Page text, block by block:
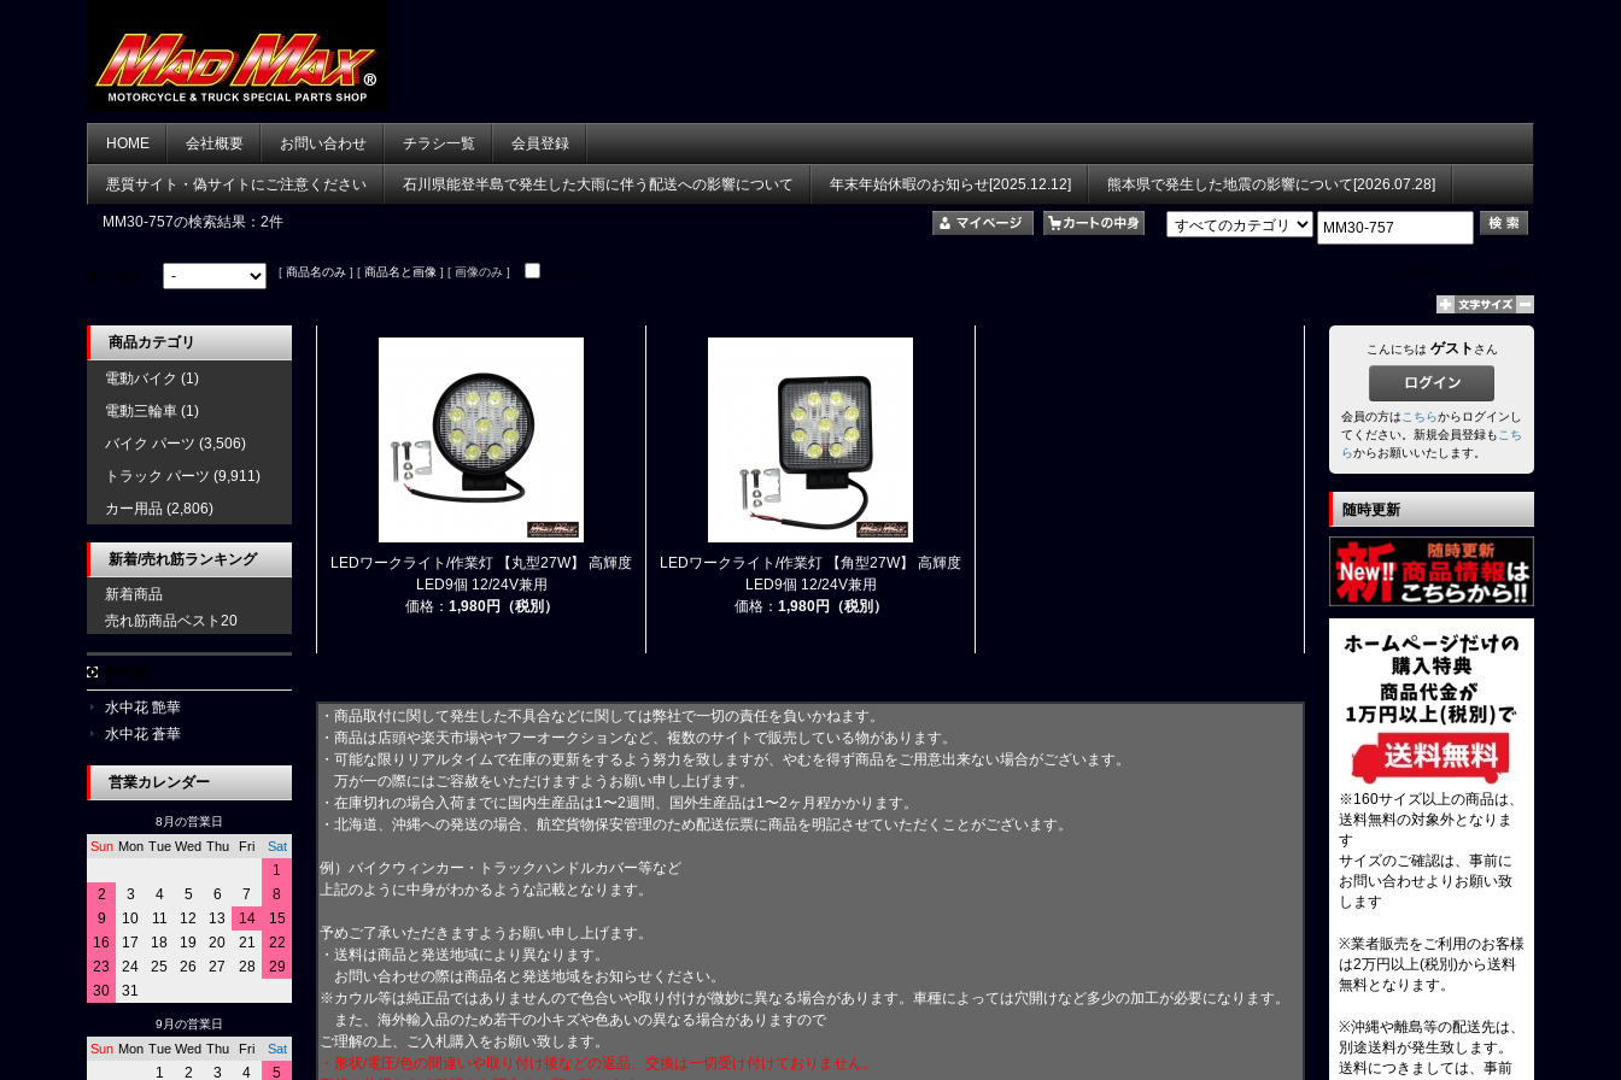
HOME 会社概要 お問い合わせ チラシ一覧 会員登録
悪質サイト・偽サイトにご注意ください 石川県能登半島で発生した大雨に伴う配送への影響について 年末年始休暇のお知らせ[2025.12.12] 熊本県で発生した地震の影響について[2026.07.28]
MM30-757の検索結果：2件
[ 商品名のみ ] [ 商品名と画像 ] [ 画像のみ ]
LEDワークライト/作業灯 【丸型27W】 高輝度
LED9個 12/24V兼用
価格： 1,980円（税別）
LEDワークライト/作業灯 【角型27W】 高輝度
LED9個 12/24V兼用
価格： 1,980円（税別）
・商品取付に関して発生した不具合などに関しては弊社で一切の責任を負いかねます。
・商品は店頭や楽天市場やヤフーオークションなど、複数のサイトで販売している物があります。
・可能な限りリアルタイムで在庫の更新をするよう努力を致しますが、やむを得ず商品をご用意出来ない場合がございます。
万が一の際にはご容赦をいただけますようお願い申し上げます。
・在庫切れの場合入荷までに国内生産品は1〜2週間、国外生産品は1〜2ヶ月程かかります。
・北海道、沖縄への発送の場合、航空貨物保安管理のため配送伝票に商品を明記させていただくことがございます。
例）バイクウィンカー・トラックハンドルカバー等など
上記のように中身がわかるような記載となります。
予めご了承いただきますようお願い申し上げます。
・送料は商品と発送地域により異なります。
お問い合わせの際は商品名と発送地域をお知らせください。
※カウル等は純正品ではありませんので色合いや取り付けが微妙に異なる場合があります。車種によっては穴開けなど多少の加工が必要になります。
また、海外輸入品のため若干の小キズや色あいの異なる場合がありますので
ご理解の上、ご入札購入をお願い致します。
・形状/電圧/色の間違いや取り付け後などの返品、交換は一切受け付けておりません。
商品カテゴリ
電動バイク (1)
電動三輪車 (1)
バイク パーツ (3,506)
トラック パーツ (9,911)
カー用品 (2,806)
新着/売れ筋ランキング
新着商品
売れ筋商品ベスト20
水中花 艶華
水中花 蒼華
営業カレンダー
8月の営業日
Sun Mon Tue Wed Thu Fri Sat
1
2
3 4 5 6 7
8
9
10 11 12 13 14
15
16
17 18 19 20 21
22
23
24 25 26 27 28
29
30
31
9月の営業日
Sun Mon Tue Wed Thu Fri Sat
1 2 3 4
5
こんにちは ゲスト さん
会員の方はこちらからログインし
てください。新規会員登録もこち
らからお願いいたします。
随時更新
※160サイズ以上の商品は、
送料無料の対象外となりま
す
サイズのご確認は、事前に
お問い合わせよりお願い致
します
※業者販売をご利用のお客様
は2万円以上(税別)から送料
無料となります。
※沖縄や離島等の配送先は、
別途送料が発生致します。
送料につきましては、事前